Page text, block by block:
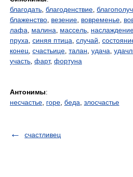
благодать благоденствие
блаженство везение вовременье
лафа
малина массель
пруха синяя птица случай
конец счастьице талан удача
участь фарт, фортуна
Антонимы:
несчастье горе беда злосчастье
счастливец